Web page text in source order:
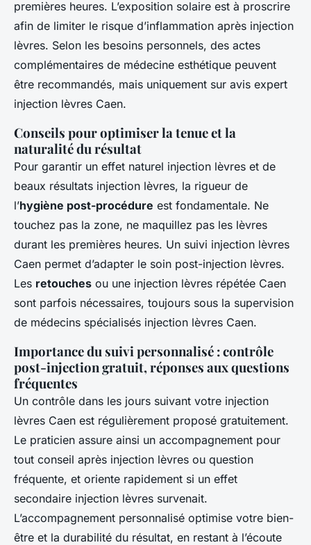
premières heures. L’exposition solaire est à proscrire
afin de limiter le risque d’inflammation après injection
lèvres. Selon les besoins personnels, des actes
complémentaires de médecine esthétique peuvent
être recommandés, mais uniquement sur avis expert
injection lèvres Caen.
Conseils pour optimiser la tenue et la
naturalité du résultat
Pour garantir un effet naturel injection lèvres et de
beaux résultats injection lèvres, la rigueur de
l’hygiène post-procédure est fondamentale. Ne
touchez pas la zone, ne maquillez pas les lèvres
durant les premières heures. Un suivi injection lèvres
Caen permet d’adapter le soin post-injection lèvres.
Les retouches ou une injection lèvres répétée Caen
sont parfois nécessaires, toujours sous la supervision
de médecins spécialisés injection lèvres Caen.
Importance du suivi personnalisé : contrôle
post-injection gratuit, réponses aux questions
fréquentes
Un contrôle dans les jours suivant votre injection
lèvres Caen est régulièrement proposé gratuitement.
Le praticien assure ainsi un accompagnement pour
tout conseil après injection lèvres ou question
fréquente, et oriente rapidement si un effet
secondaire injection lèvres survenait.
L’accompagnement personnalisé optimise votre bien-
être et la durabilité du résultat, en restant à l’écoute